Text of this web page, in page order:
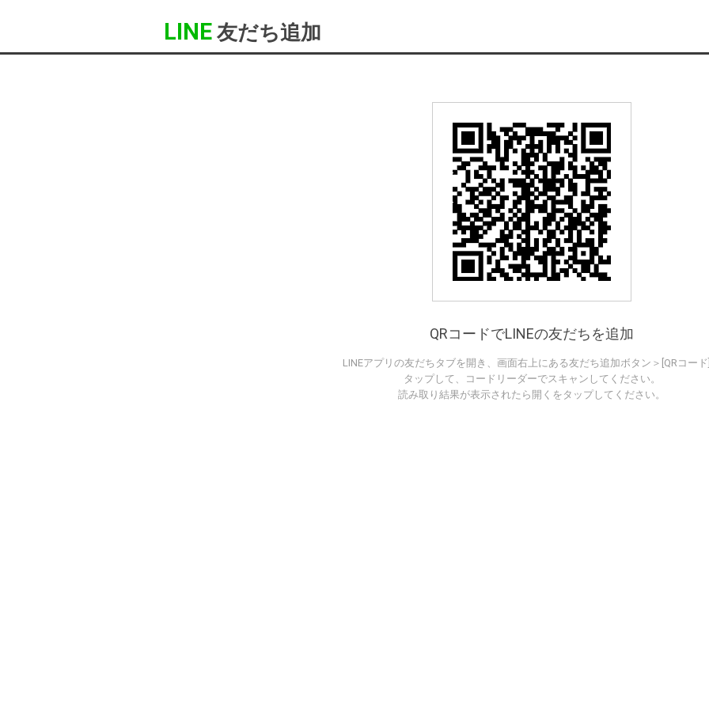
LINE 友だち追加
QRコードでLINEの友だちを追加
LINEアプリの友だちタブを開き、画面右上にある友だち追加ボタン＞[QRコー
タップして、コードリーダーでスキャンしてください。
読み取り結果が表示されたら開くをタップしてください。